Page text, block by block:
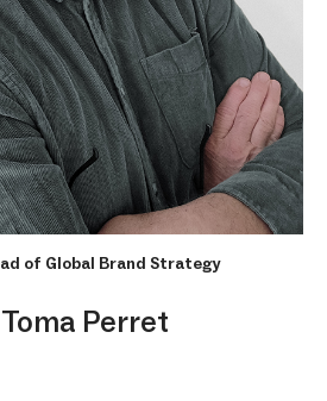
of Global Brand Strategy
Perret